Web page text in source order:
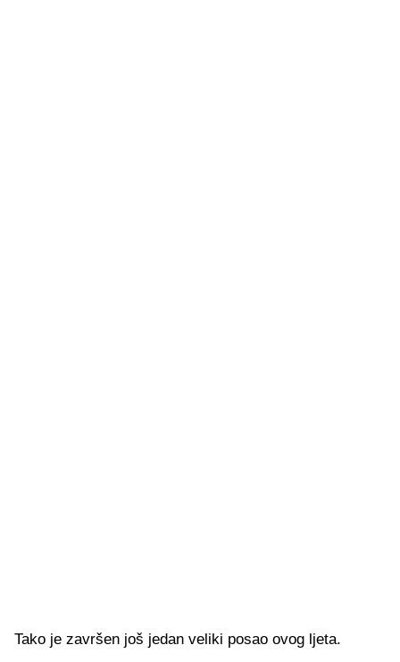
Tako je završen još jedan veliki posao ovog ljeta.